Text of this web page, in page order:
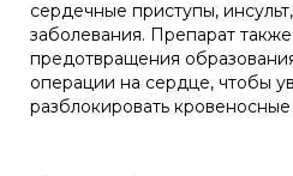
сердечные приступы,
заболевания. Препарат
предотвращения
операции на сердце, чтобы
разблокировать